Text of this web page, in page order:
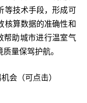
等技术手段，形成可
核算数据的准确性和
帮助城市进行温室气
量保驾护航。
会（可点击）